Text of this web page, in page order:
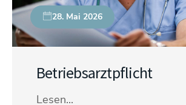
28. Mai 2026
Betriebsarztpflicht
Lesen...